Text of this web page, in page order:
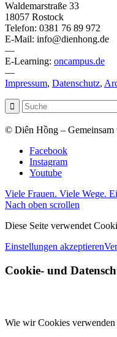
Waldemarstraße 33
18057 Rostock
Telefon: 0381 76 89 972
E-Mail: info@dienhong.de
—
E-Learning: oncampus.de
—
Impressum, Datenschutz,
© Diên Hồng – Gemeinsam
Facebook
Instagram
Youtube
Viele Frauen. Viele Wege.
Nach oben scrollen
Diese Seite verwendet
Einstellungen akzeptieren
Cookie- und
Wie wir Cookies verwenden